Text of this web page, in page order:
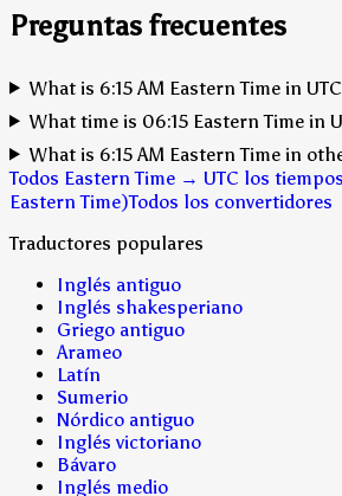
Preguntas frecuentes
What is 6:15 AM Eastern Time in
What time is 06:15 Eastern Time in
What is 6:15 AM Eastern Time in
Todos Eastern Time → UTC los tiempos
Eastern Time)Todos los convertidores
Traductores populares
Inglés antiguo
Inglés shakesperiano
Griego antiguo
Arameo
Latín
Sumerio
Nórdico antiguo
Inglés victoriano
Bávaro
Inglés medio